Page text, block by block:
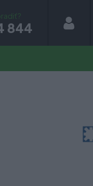
844